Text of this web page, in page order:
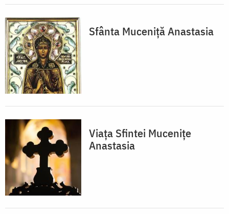
Sfânta Muceniță Anastasia
Viața Sfintei Mucenițe
Anastasia